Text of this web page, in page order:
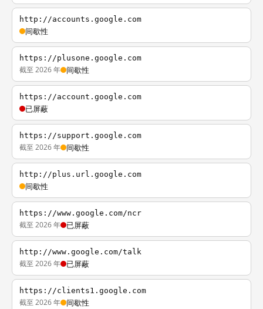
http://accounts.google.com
间歇性
https://plusone.google.com
截至 2026 年 间歇性
https://account.google.com
已屏蔽
https://support.google.com
截至 2026 年 间歇性
http://plus.url.google.com
间歇性
https://www.google.com/ncr
截至 2026 年 已屏蔽
http://www.google.com/talk
截至 2026 年 已屏蔽
https://clients1.google.com
截至 2026 年 间歇性